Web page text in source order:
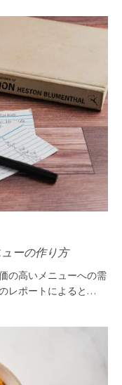
ーの作り方
の高いメニューへの需
レポートによると…